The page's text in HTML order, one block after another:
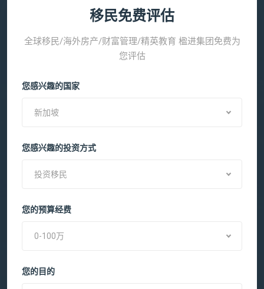
移民免费评估
全球移民/海外房产/财富管理/精英教育 楹进集团免费为
您评估
您感兴趣的国家
新加坡
您感兴趣的投资方式
投资移民
您的预算经费
0-100万
您的目的